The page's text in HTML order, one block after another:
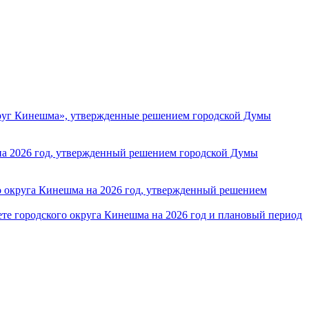
Кинешма», утвержденные решением городской Думы
2026 год, утвержденный решением городской Думы
Кинешма на 2026 год, утвержденный решением
городского округа Кинешма на 2026 год и плановый период